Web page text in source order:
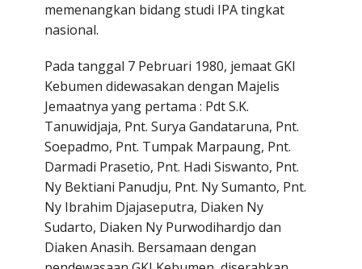
memenangkan bidang studi IPA tingkat
nasional.
Pada tanggal 7 Pebruari 1980, jemaat GKI
Kebumen didewasakan dengan Majelis
Jemaatnya yang pertama : Pdt S.K.
Tanuwidjaja, Pnt. Surya Gandataruna, Pnt.
Soepadmo, Pnt. Tumpak Marpaung, Pnt.
Darmadi Prasetio, Pnt. Hadi Siswanto, Pnt.
Ny Bektiani Panudju, Pnt. Ny Sumanto, Pnt.
Ny Ibrahim Djajaseputra, Diaken Ny
Sudarto, Diaken Ny Purwodihardjo dan
Diaken Anasih. Bersamaan dengan